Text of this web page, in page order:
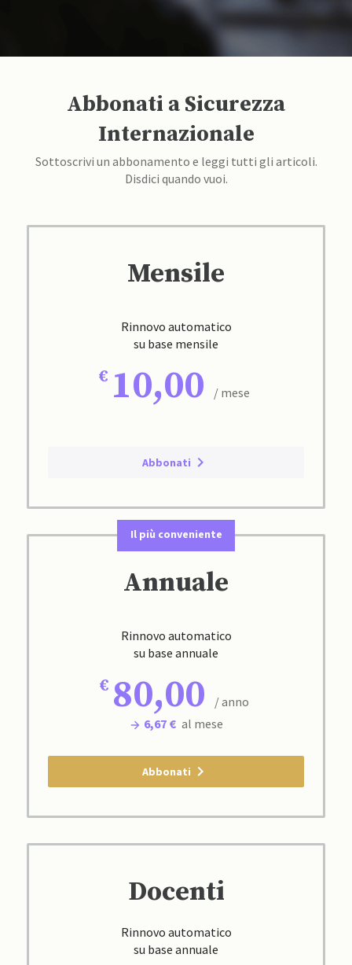
Abbonati a Sicurezza
Internazionale
Sottoscrivi un abbonamento e leggi tutti gli articoli.
Disdici quando vuoi.
Mensile
Rinnovo automatico
su base mensile
10,00 / mese
Abbonati
Il più conveniente
Annuale
Rinnovo automatico
su base annuale
80,00
/ anno
6,67 € al mese
Abbonati
Docenti
Rinnovo automatico
su base annuale